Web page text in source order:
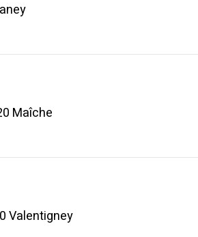
Maîche
Valentigney